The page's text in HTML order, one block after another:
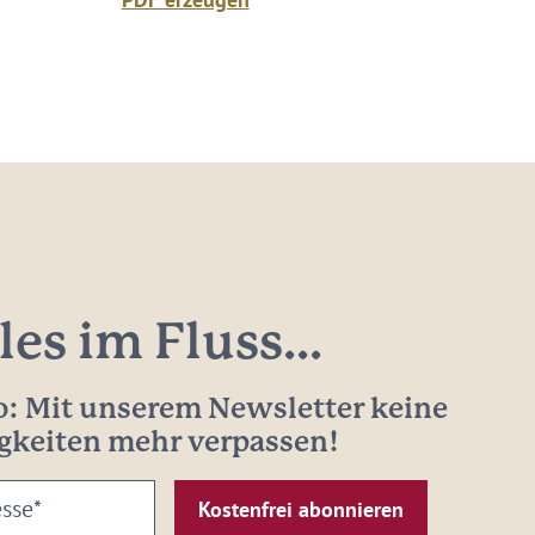
im Fluss...
Mit unserem Newsletter keine
mehr verpassen!